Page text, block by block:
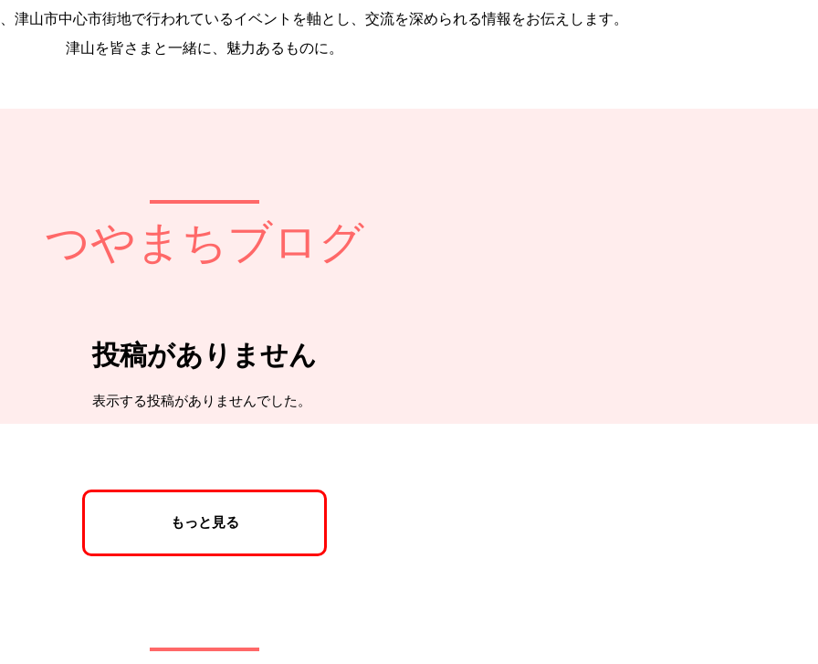
津山市中心市街地で行われているイベントを軸とし、交流を深められる情報をお伝えします。
津山を皆さまと一緒に、魅力あるものに。
つやまちブログ
投稿がありません
表示する投稿がありませんでした。
もっと見る